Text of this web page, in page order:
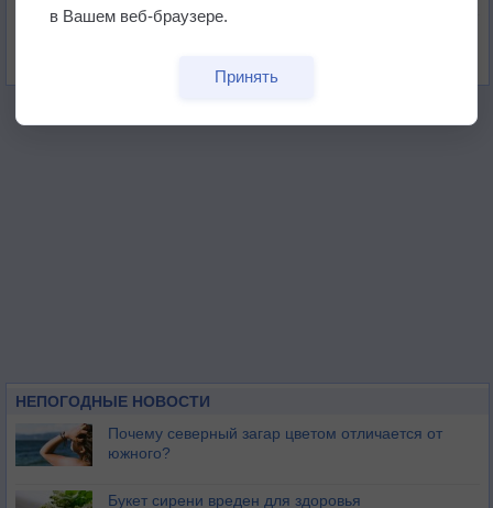
Погода в Краснодаре 6 августа
НЕПОГОДНЫЕ НОВОСТИ
Почему северный загар цветом отличается от
южного?
Букет сирени вреден для здоровья
в Вашем веб-браузере.
Принять